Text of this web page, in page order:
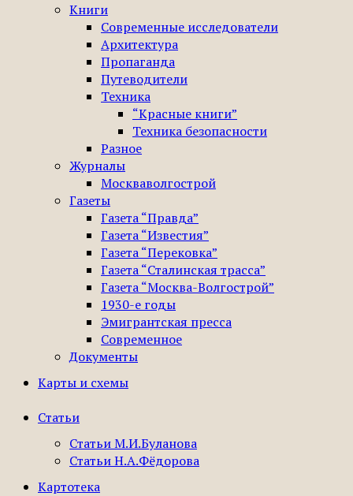
Книги
Современные исследователи
Архитектура
Пропаганда
Путеводители
Техника
“Красные книги”
Техника безопасности
Разное
Журналы
Москваволгострой
Газеты
Газета “Правда”
Газета “Известия”
Газета “Перековка”
Газета “Сталинская трасса”
Газета “Москва-Волгострой”
1930-е годы
Эмигрантская пресса
Современное
Документы
Карты и схемы
Статьи
Статьи М.И.Буланова
Статьи Н.А.Фёдорова
Картотека